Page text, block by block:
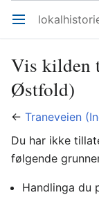
Åpne hovedmenyen
Vis kilden
Østfold)
← Traneveien
Du har ikke
følgende
Handlinga du